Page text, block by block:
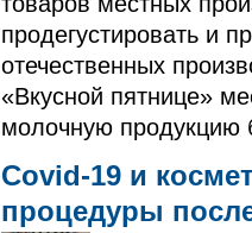
продегустировать и
отечественных
«Вкусной пятнице»
молочную продукцию
Covid-19 и
процедуры